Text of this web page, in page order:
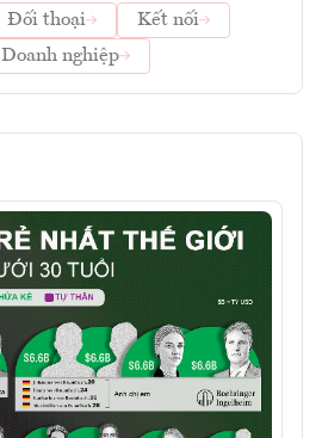
Đối thoại
Kết nối
Doanh nghiệp